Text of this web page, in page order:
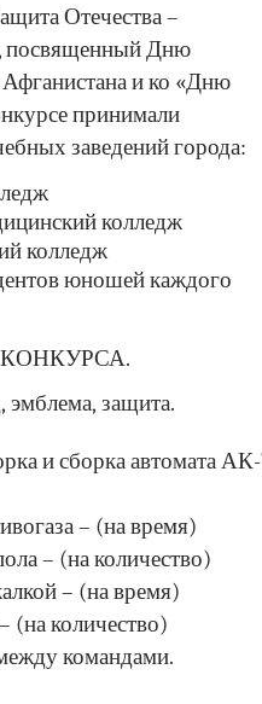
Отечества –
посвященный Дню
и ко «Дню
принимали
заведений города:
колледж
колледж
юношей каждого
КОНКУРСА.
, эмблема, защита.
исборкаавтоматаАК
– (навремя)
– (наколичество)
– (навремя)
– (наколичество)
командами.